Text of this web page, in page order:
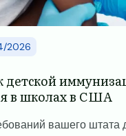
2026
детской
в школах в США
вашего штата